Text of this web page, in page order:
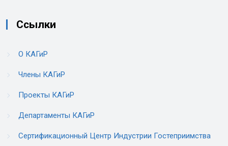
Ссылки
О КАГиР
Члены КАГиР
Проекты КАГиР
Департаменты КАГиР
Сертификационный Центр Индустрии Гостеприимства